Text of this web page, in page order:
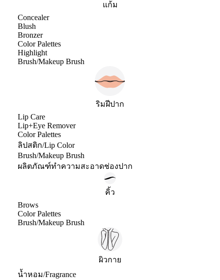
แก้ม
Concealer
Blush
Bronzer
Color Palettes
Highlight
Brush/Makeup Brush
ริมฝีปาก
Lip Care
Lip+Eye Remover
Color Palettes
ลิปสติก/Lip Color
Brush/Makeup Brush
ผลิตภัณฑ์ทำความสะอาดช่องปาก
คิ้ว
Brows
Color Palettes
Brush/Makeup Brush
ผิวกาย
น้ำหอม/Fragrance